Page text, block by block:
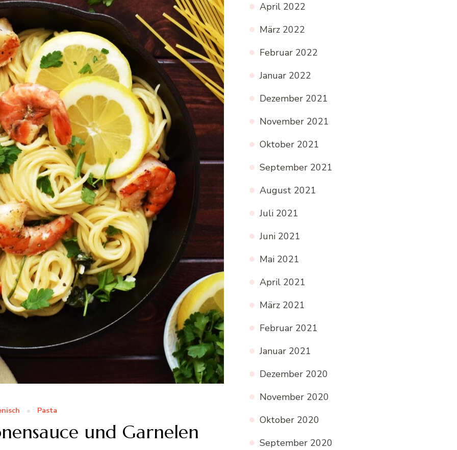
Pasta
und Garnelen
April 2022
März 2022
Februar 2022
Januar 2022
Dezember 2021
November 2021
Oktober 2021
September 2021
August 2021
Juli 2021
Juni 2021
Mai 2021
April 2021
März 2021
Februar 2021
Januar 2021
Dezember 2020
November 2020
Oktober 2020
September 2020